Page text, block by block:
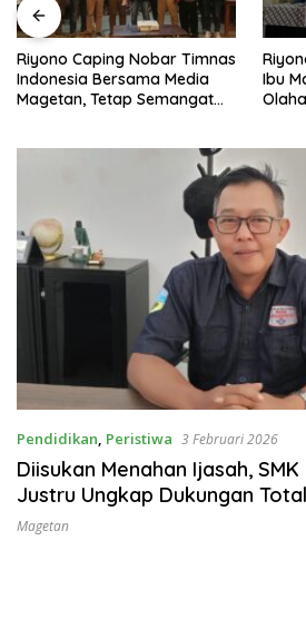
Riyono Caping Nobar Timnas
Indonesia Bersama Media
Magetan, Tetap Semangat
Ibu
Pendidikan, Peristiwa 3 Februari 2026
Diisukan Menahan Ijasah,
Justru Ungkap Dukungan
Bersangkutan
Magetan